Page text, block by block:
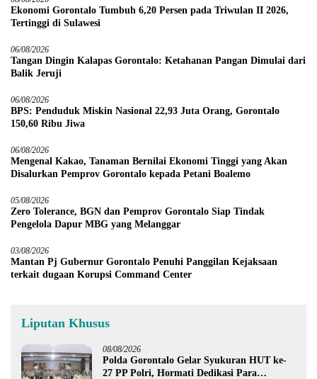
Ekonomi Gorontalo Tumbuh 6,20 Persen pada Triwulan II 2026,
Tertinggi di Sulawesi
06/08/2026
Tangan Dingin Kalapas Gorontalo: Ketahanan Pangan Dimulai dari
Balik Jeruji
06/08/2026
BPS: Penduduk Miskin Nasional 22,93 Juta Orang, Gorontalo
150,60 Ribu Jiwa
06/08/2026
Mengenal Kakao, Tanaman Bernilai Ekonomi Tinggi yang Akan
Disalurkan Pemprov Gorontalo kepada Petani Boalemo
05/08/2026
Zero Tolerance, BGN dan Pemprov Gorontalo Siap Tindak
Pengelola Dapur MBG yang Melanggar
03/08/2026
Mantan Pj Gubernur Gorontalo Penuhi Panggilan Kejaksaan
terkait dugaan Korupsi Command Center
Liputan Khusus
08/08/2026
Polda Gorontalo Gelar Syukuran HUT ke-
27 PP Polri, Hormati Dedikasi Para